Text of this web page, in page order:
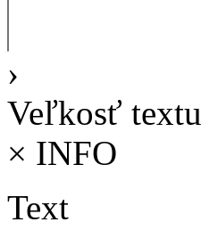
›
Veľkosť textu
× INFO
Text